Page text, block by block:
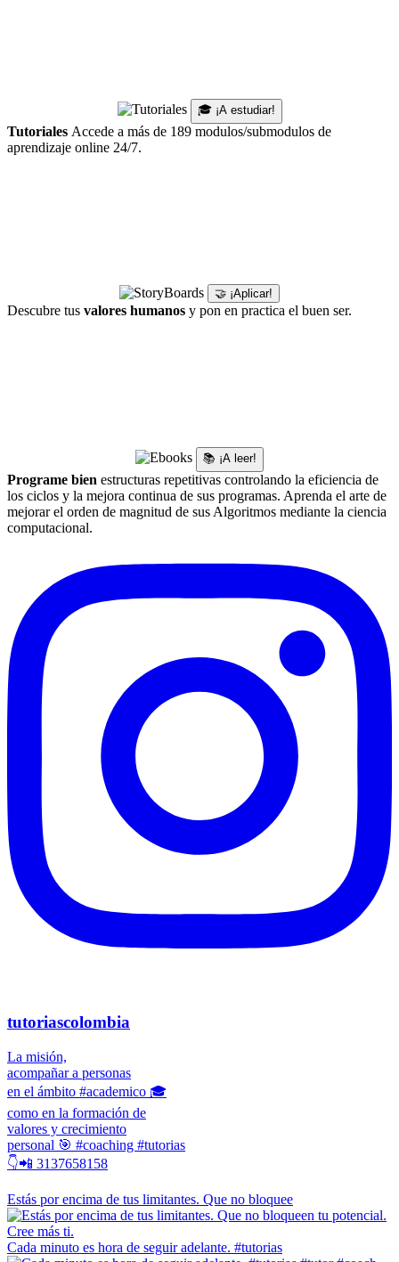
🎓 ¡A estudiar!
Tutoriales Accede a más de 189 modulos/submodulos de
aprendizaje online 24/7.
🤝 ¡Aplicar!
Descubre tus valores humanos y pon en practica el buen ser.
📚 ¡A leer!
Programe bien estructuras repetitivas controlando la eficiencia de
los ciclos y la mejora continua de sus programas. Aprenda el arte de
mejorar el orden de magnitud de sus Algoritmos mediante la ciencia
computacional.
tutoriascolombia
La misión,
acompañar a personas
en el ámbito #academico 🎓
como en la formación de
valores y crecimiento
personal 🎯 #coaching #tutorias
👇📲 3137658158
Estás por encima de tus limitantes. Que no bloquee
Cada minuto es hora de seguir adelante. #tutorias